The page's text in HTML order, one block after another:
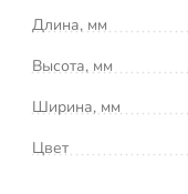
Длина, мм
Высота, мм
Ширина, мм
Цвет